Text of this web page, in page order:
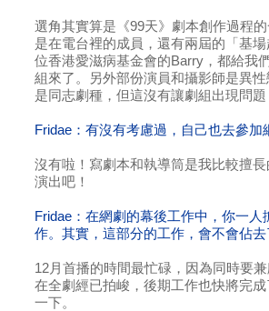
選角其實算是《99天》劇本創作過程
是在電台裡的成員，還有兩屆的「基
位香港愛滋病基金會的Barry，都給我
組來了。另外部份演員和攝影師是異
是同志劇種，但這沒有讓劇組出現問
Fridae：有沒有考慮過，自己也去參加
沒有啦！寫劇本和執導筒是我比較擅
演出吧！
Fridae：在網劇的幕後工作中，你一
作。其實，這部分的工作，會不會佔
12月首播的時間最忙碌，因為同時要
在全劇經已拍峻，後期工作也快將完
一下。